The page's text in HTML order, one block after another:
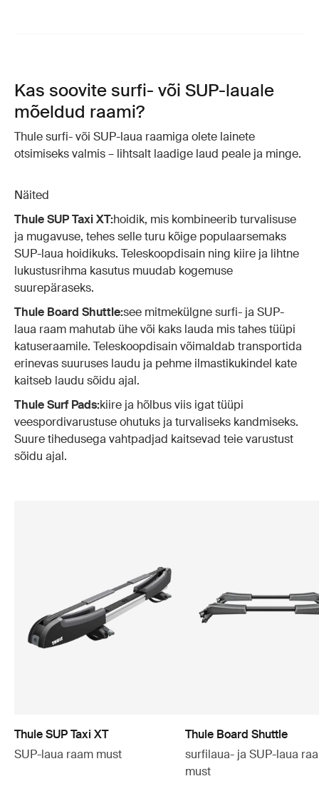
Kas soovite surfi- või SUP-lauale
mõeldud raami?
Thule surfi- või SUP-laua raamiga olete lainete
otsimiseks valmis – lihtsalt laadige laud peale ja minge.
Näited
Thule SUP Taxi XT:hoidik, mis kombineerib turvalisuse
ja mugavuse, tehes selle turu kõige populaarsemaks
SUP-laua hoidikuks. Teleskoopdisain ning kiire ja lihtne
lukustusrihma kasutus muudab kogemuse
suurepäraseks.
Thule Board Shuttle:see mitmekülgne surfi- ja SUP-
laua raam mahutab ühe või kaks lauda mis tahes tüüpi
katuseraamile. Teleskoopdisain võimaldab transportida
erinevas suuruses laudu ja pehme ilmastikukindel kate
kaitseb laudu sõidu ajal.
Thule Surf Pads:kiire ja hõlbus viis igat tüüpi
veespordivarustuse ohutuks ja turvaliseks kandmiseks.
Suure tihedusega vahtpadjad kaitsevad teie varustust
sõidu ajal.
Thule SUP Taxi XT
SUP-laua raam must
Thule Board Shuttle
surfilaua- ja SUP-laua
must